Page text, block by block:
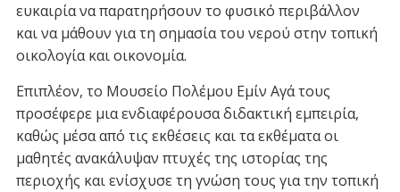
ευκαιρία να παρατηρήσουν το φυσικό περιβάλλον
και να μάθουν για τη σημασία του νερού στην τοπική
οικολογία και οικονομία.
Επιπλέον, το Μουσείο Πολέμου Εμίν Αγά τους
προσέφερε μια ενδιαφέρουσα διδακτική εμπειρία,
καθώς μέσα από τις εκθέσεις και τα εκθέματα οι
μαθητές ανακάλυψαν πτυχές της ιστορίας της
περιοχής και ενίσχυσε τη γνώση τους για την τοπική